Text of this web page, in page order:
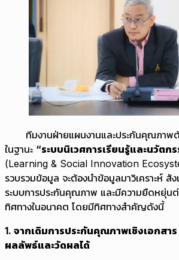
ทีมงานฝ่ายแผนงานและประกันคุณภาพต้
ในฐานะ “ระบบนิเวศการเรียนรู้และนวัตก
(Learning & Social Innovation
รวบรวมข้อมูล จะต้องนำข้อมูลมาวิเคราะห์ สั
ระบบการประกันคุณภาพ และมีความยืดหยุ่น
ทิศทางในอนาคต โดยมีทิศทางสำคัญดังนี้
1. จากเดิมการประกันคุณภาพเชิงเอกสา
ผลลัพธ์และวัดผลได้